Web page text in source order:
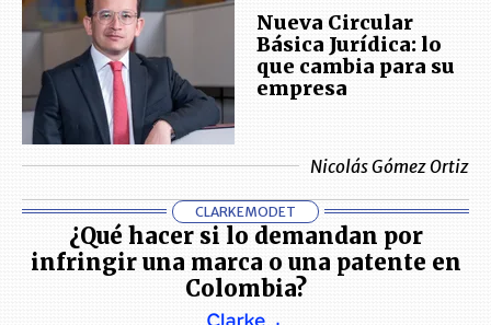
Nueva Circular
Básica Jurídica: lo
que cambia para su
empresa
Nicolás Gómez Ortiz
CLARKEMODET
¿Qué hacer si lo demandan por
infringir una marca o una patente en
Colombia?